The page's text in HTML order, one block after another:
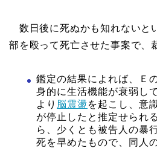
数日後に死ぬかも知れないと
部を殴って死亡させた事案で、
鑑定の結果によれば、Ｅ
身的に生活機能が衰弱し
より 脳震盪を起こし、意
が停止したと推定せられ
ら、少くとも被告人の暴
死を早めたもので、同人